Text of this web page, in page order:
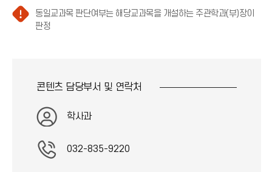
)
(
살
동일교과목 판단여부는 해당교과목을 개설하는 주관학과(부)장이
판정주
표
이
콘
)
콘텐츠 담당부서 및 연락처
학사과
032-835-9220